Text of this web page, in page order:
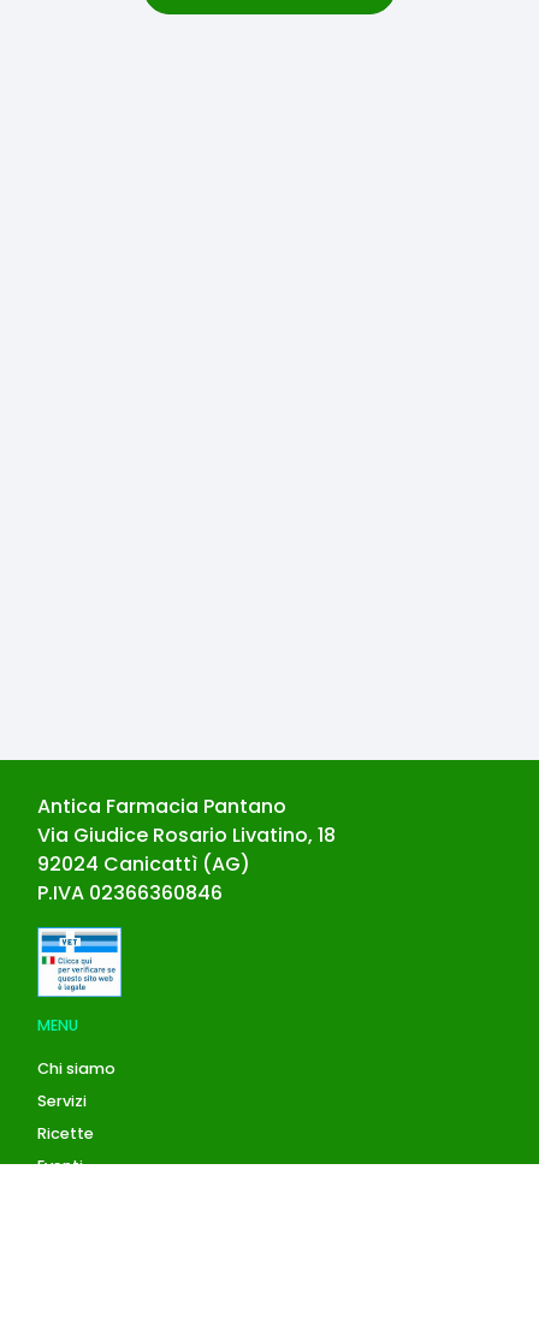
Antica Farmacia Pantano
Via Giudice Rosario Livatino, 18
92024 Canicattì (AG)
P.IVA 02366360846
MENU
Chi siamo
Servizi
Ricette
Eventi